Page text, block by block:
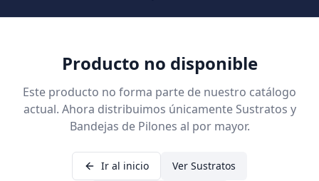
Producto no disponible
Este producto no forma parte de nuestro catálogo
actual. Ahora distribuimos únicamente Sustratos y
Bandejas de Pilones al por mayor.
Ir al inicio Ver Sustratos